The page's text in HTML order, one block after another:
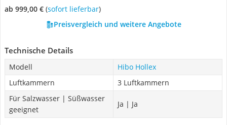
ab 999,00 € ( Sofort lieferbar)
Preisvergleich und weitere Angebote
Technische Details
Modell
Hibo Hollex
Luftkammern
3 Luftkammern
Für Salzwasser | Süßwasser
geeignet
Ja | Ja